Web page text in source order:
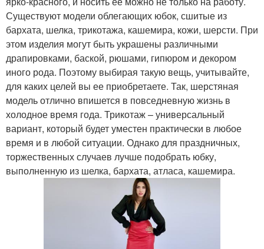
Существуют модели облегающих юбок, сшитые из
бархата, шелка, трикотажа, кашемира, кожи, шерсти. При
этом изделия могут быть украшены различными
драпировками, баской, рюшами, гипюром и декором
иного рода. Поэтому выбирая такую вещь, учитывайте,
для каких целей вы ее приобретаете. Так, шерстяная
модель отлично впишется в повседневную жизнь в
холодное время года. Трикотаж – универсальный
вариант, который будет уместен практически в любое
время и в любой ситуации. Однако для праздничных,
торжественных случаев лучше подобрать юбку,
выполненную из шелка, бархата, атласа, кашемира.